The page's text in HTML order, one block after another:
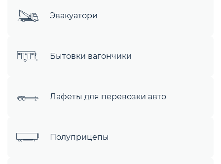
Эвакуатори
Бытовки вагончики
Лафеты для перевозки авто
Полуприцепы